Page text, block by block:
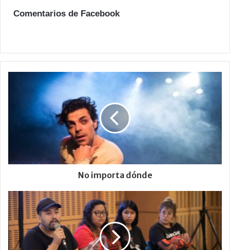
Comentarios de Facebook
No importa dónde